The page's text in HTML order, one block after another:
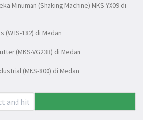
Minuman (Shaking Machine) MKS-YX09 di
(WTS-182) di Medan
(MKS-VG23B) di Medan
(MKS-800) di Medan